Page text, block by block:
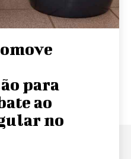
para
ao
no